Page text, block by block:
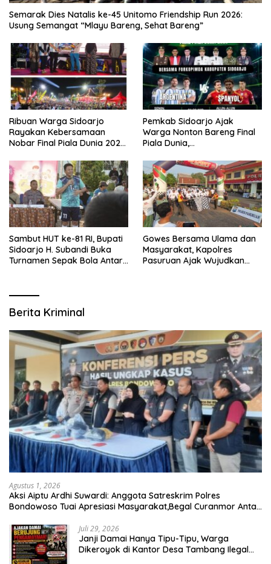
Semarak Dies Natalis ke-45 Unitomo Friendship Run 2026:
Usung Semangat “Mlayu Bareng, Sehat Bareng”
Ribuan Warga Sidoarjo
Rayakan Kebersamaan
Nobar Final Piala Dunia 2026
Forkopimda
Pemkab Sidoarjo Ajak
Warga Nonton Bareng Final
Piala Dunia,
Sambut HUT ke-81 RI, Bupati
Sidoarjo H. Subandi Buka
Turnamen Sepak Bola Antar
Gowes Bersama Ulama dan
Masyarakat, Kapolres
Pasuruan Ajak Wujudkan
Berita Kriminal
Agustus 1, 2026
Aksi Aiptu Ardhi Suwardi: Anggota Satreskrim Polres
Bondowoso Tuai Apresiasi Masyarakat,Begal Curanmor Antar
Juli 29, 2026
Janji Damai Hanya Tipu-Tipu, Warga
Dikeroyok di Kantor Desa Tambang Ilegal